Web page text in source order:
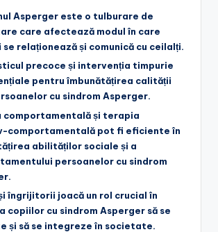
Asperger este o tulburare de
care afectează modul în care
se relaționează și comunică cu ceilalți.
precoce și intervenția timpurie
pentru îmbunătățirea calității
cu sindrom Asperger.
comportamentală și terapia
comportamentală pot fi eficiente în
abilităților sociale și a
persoanelor cu sindrom
îngrijitorii joacă un rol crucial în
copiilor cu sindrom Asperger să se
și să se integreze în societate.